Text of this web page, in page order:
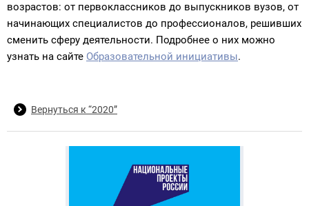
возрастов: от первоклассников до выпускников вузов, от
начинающих специалистов до профессионалов, решивших
сменить сферу деятельности. Подробнее о них можно
узнать на сайте Образовательной инициативы.
Вернуться к “2020”